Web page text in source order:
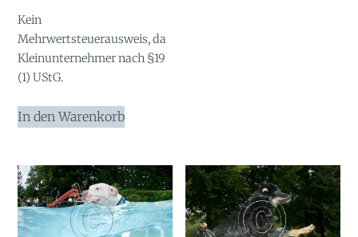
Kein
Mehrwertsteuerausweis, da
Kleinunternehmer nach §19
(1) UStG.
In den Warenkorb